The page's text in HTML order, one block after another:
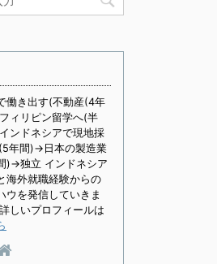
働き出す(不動産(4年
ィリピン留学へ(半
ンドネシアで現地採
年間)→日本の製造業
)→独立 インドネシア
海外就職経験からの
ウを発信していきま
しいプロフィールは